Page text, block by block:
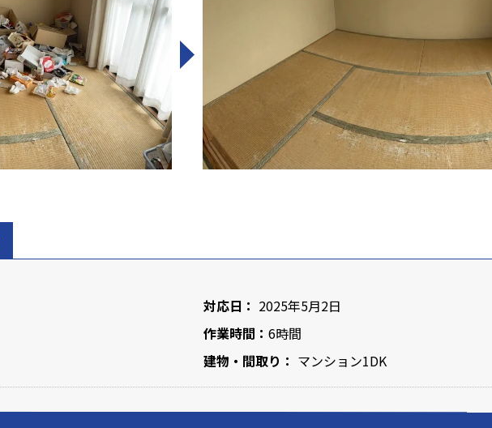
対応日： 2025年5月2日
作業時間： 6時間
建物・間取り： マンション1DK